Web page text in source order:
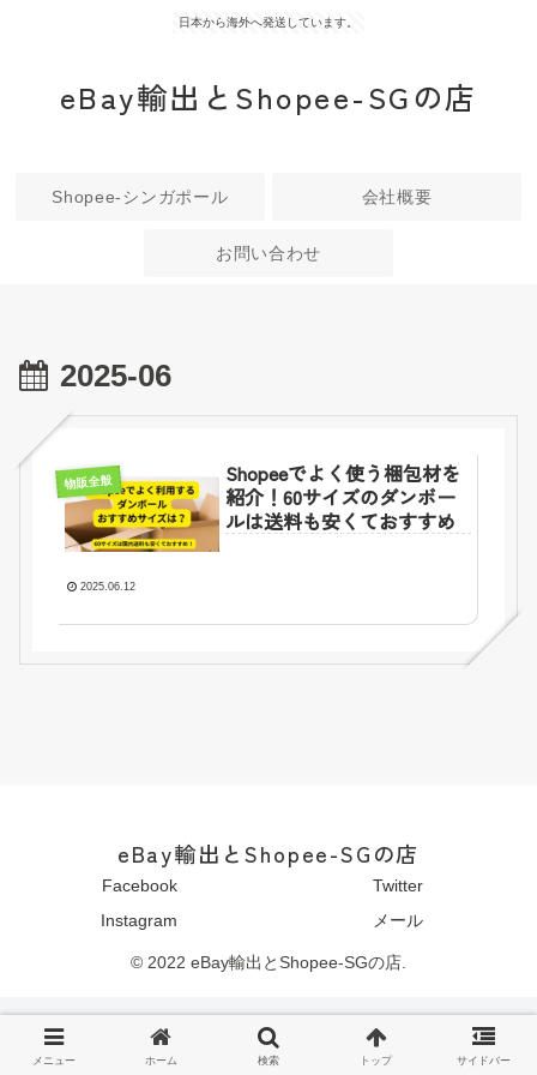
日本から海外へ発送しています。
eBay輸出とShopee-SGの店
Shopee-シンガポール 会社概要
お問い合わせ
2025-06
物販全般
Shopeeでよく使う梱包材を
紹介！60サイズのダンボー
ルは送料も安くておすすめ
2025.06.12
eBay輸出とShopee-SGの店
Facebook
Twitter
Instagram
メール
© 2022 eBay輸出とShopee-SGの店.
メニュー ホーム 検索 トップ サイドバー